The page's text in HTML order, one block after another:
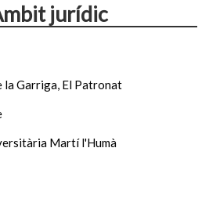
jurídic
la Garriga, El Patronat
Martí l'Humà